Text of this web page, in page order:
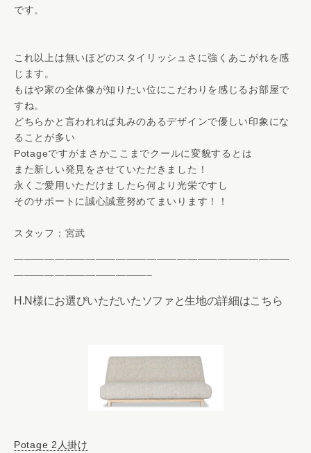
です。
これ以上は無いほどのスタイリッシュさに強くあこがれを感
じます。
もはや家の全体像が知りたい位にこだわりを感じるお部屋で
すね。
どちらかと言われれば丸みのあるデザインで優しい印象にな
ることが多い
Potageですがまさかここまでクールに変貌するとは
また新しい発見をさせていただきました！
永くご愛用いただけましたら何より光栄ですし
そのサポートに誠心誠意努めてまいります！！
スタッフ：宮武
———————————————————————————
—————————————–
H.N様にお選びいただいたソファと生地の詳細はこちら
Potage 2人掛け